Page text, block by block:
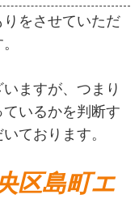
をさせていただ
ますが、つまり
いるかを判断す
ております。
区島町エ